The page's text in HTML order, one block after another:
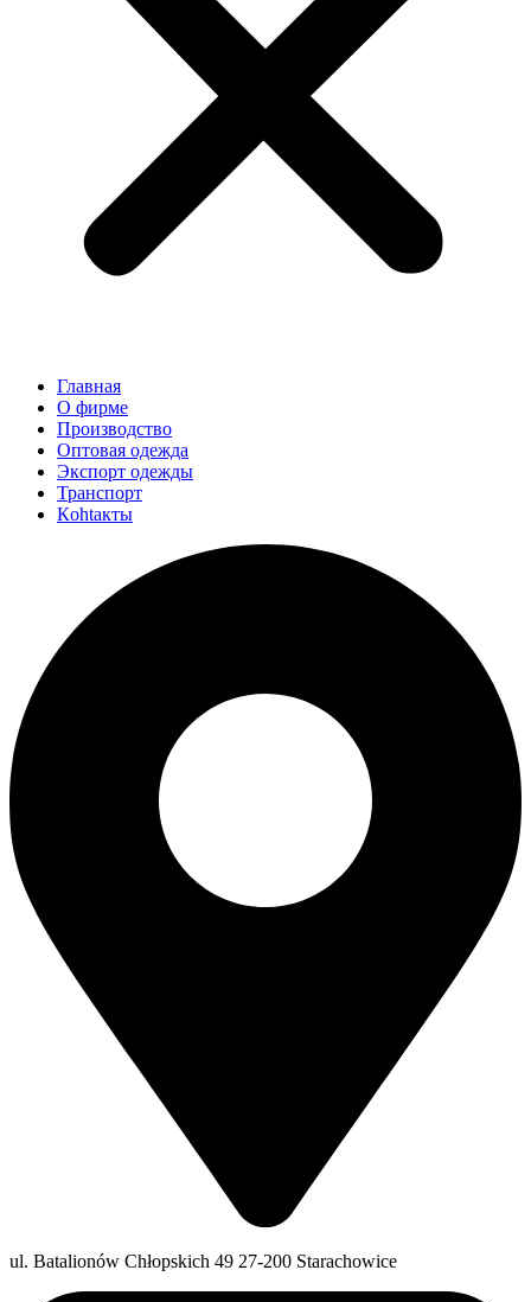
Главная
О фирме
Производство
Оптовая одежда
Экспорт одежды
Транспорт
Кohtaкты
ul. Batalionów Chłopskich 49 27-200 Starachowice